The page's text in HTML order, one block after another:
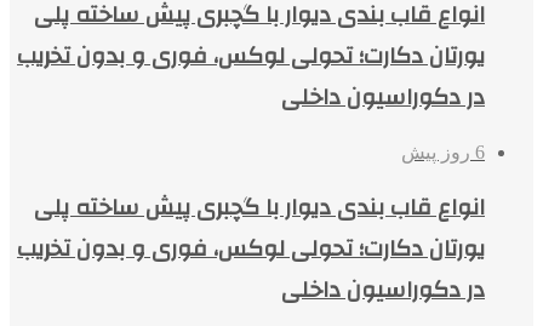
انواع قاب بندی دیوار با گچبری پیش ساخته پلی
یورتان دکارت؛ تحولی لوکس، فوری و بدون تخریب
در دکوراسیون داخلی
6 روز پیش
انواع قاب بندی دیوار با گچبری پیش ساخته پلی
یورتان دکارت؛ تحولی لوکس، فوری و بدون تخریب
در دکوراسیون داخلی